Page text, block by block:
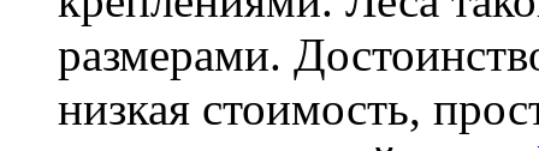
размерами.
низкая стоимость,